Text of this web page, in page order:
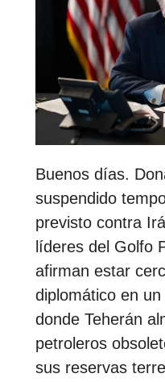
Buenos días.
suspendido
previsto contra
líderes del Golfo
afirman estar
diplomático en
donde Teherán
petroleros
sus reservas